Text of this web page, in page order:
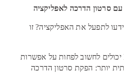
עם סרטון הדרכה לאפליקציה
לתפעל את האפליקציה? זו
עם זאת, אנחנו ב-HILLTOP יכולים לחשוב לפחות על אפשרות
יותר: הפקת סרטון הדרכה